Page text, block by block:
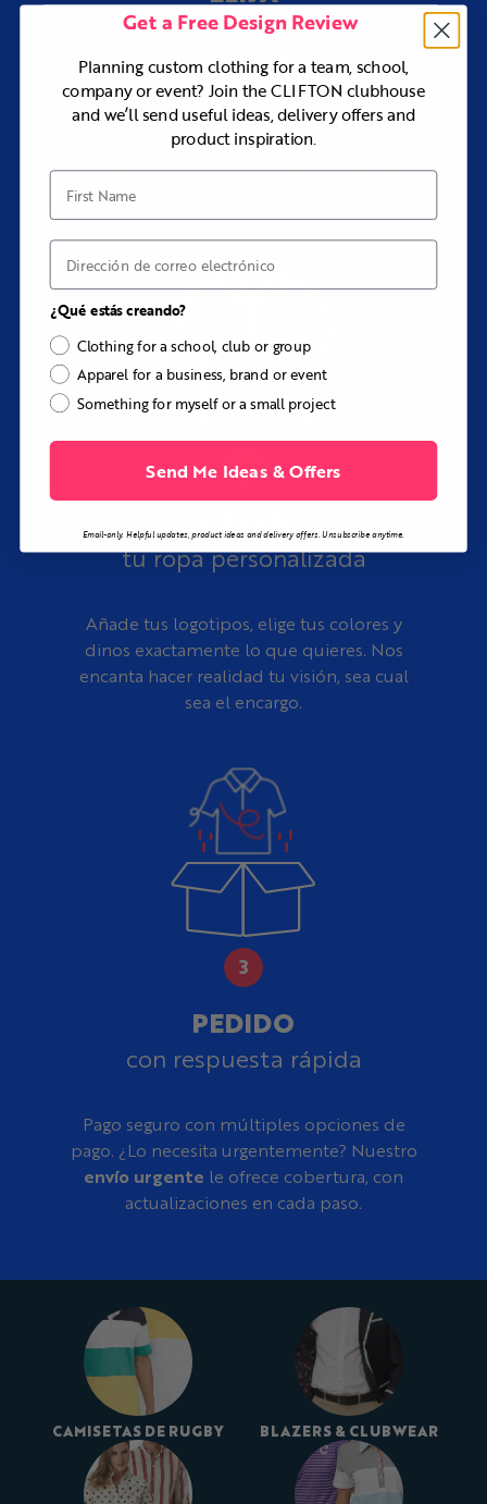
de entre más de400
productos y estilos
Explora nuestra gama de prendas de vestir
de primera calidad o déjanos crear piezas a
medida cuando necesites algo realmente
CREAR
tu ropa personalizada
Añade tus logotipos, elige tus colores y
dinos exactamente lo que quieres. Nos
encanta hacer realidad tu visión, sea cual
sea el encargo.
PEDIDO
con respuesta rápida
Pago seguro con múltiples opciones de
pago. ¿Lo necesita urgentemente? Nuestro
envío urgente le ofrece cobertura, con
actualizaciones en cada paso.
CAMISETAS DE RUGBY BLAZERS & CLUBWEAR
Get a Free Design Review
Planning custom clothing for a team, school,
company or event? Join the CLIFTON clubhouse
and we’ll send useful ideas, delivery offers and
product inspiration.
First Name
Correo electrónico
¿Qué estás creando?
Clothing for a school, club or group
Apparel for a business, brand or event
Something for myself or a small project
Send Me Ideas & Offers
Email-only. Helpful updates, product ideas and delivery offers. Unsubscribe anytime.